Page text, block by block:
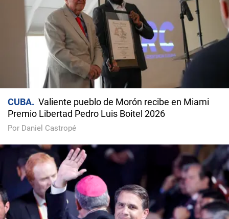
CUBA
Valiente pueblo de Morón recibe en Miami
Premio Libertad Pedro Luis Boitel 2026
Por Daniel Castropé